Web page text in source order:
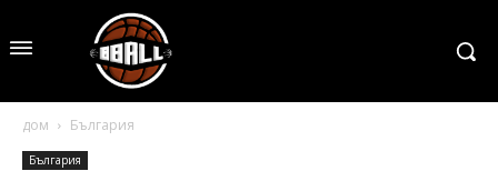
дом България
България